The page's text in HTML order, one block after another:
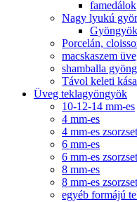
famedálok
Nagy lyukú
Gyöngyök
Porcelán,
macskaszem
shamballa
Távol keleti
Üveg teklagyöngyök
10-12-14 mm-es
4 mm-es
4 mm-es
6 mm-es
6 mm-es
8 mm-es
8 mm-es
egyéb formájú